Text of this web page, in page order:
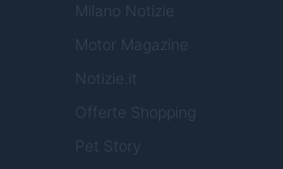
Milano Notizie
Motor Magazine
Notizie.it
Offerte Shopping
Pet Story